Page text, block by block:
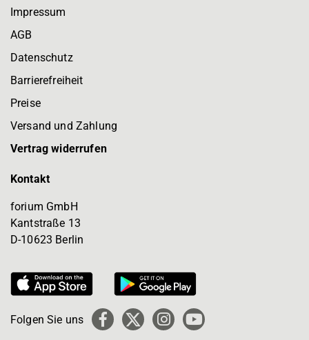
Impressum
AGB
Datenschutz
Barrierefreiheit
Preise
Versand und Zahlung
Vertrag widerrufen
Kontakt
forium GmbH
Kantstraße 13
D-10623 Berlin
Folgen Sie uns Facebook
X
Instagram